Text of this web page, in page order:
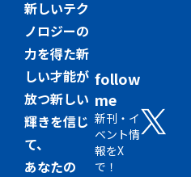
新しいテク
ノロジーの
力を得た新
しい才能が
放つ新しい
輝きを信じ
て、
あなたの
follow
me
新刊・イ
ベント情
報をX
で！